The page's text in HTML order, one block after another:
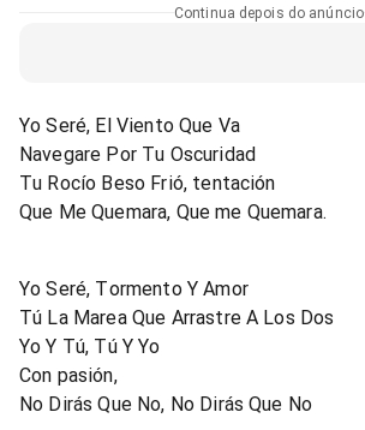
Continua depois do anúncio
Yo Seré, El Viento Que Va
Navegare Por Tu Oscuridad
Tu Rocío Beso Frió, tentación
Que Me Quemara, Que me Quemara.
Yo Seré, Tormento Y Amor
Tú La Marea Que Arrastre A Los Dos
Yo Y Tú, Tú Y Yo
Con pasión,
No Dirás Que No, No Dirás Que No